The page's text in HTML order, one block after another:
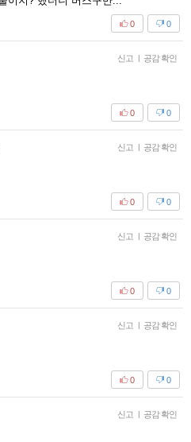
0
0
신고 | 공감 확인
0
0
신고 | 공감 확인
0
0
신고 | 공감 확인
0
0
신고 | 공감 확인
0
0
신고 | 공감 확인